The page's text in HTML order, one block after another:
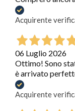
Acquirente
06 Luglio 2026
Ottimo! Sono
è arrivato
Acquirente